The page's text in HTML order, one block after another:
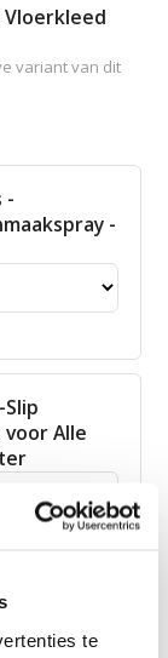
te
Vloerkleed
variant van dit
-
-
Alle
voor